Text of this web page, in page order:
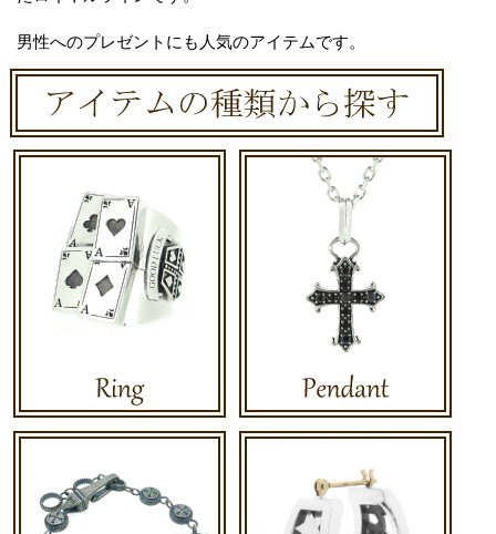
男性へのプレゼントにも人気のアイテムです。